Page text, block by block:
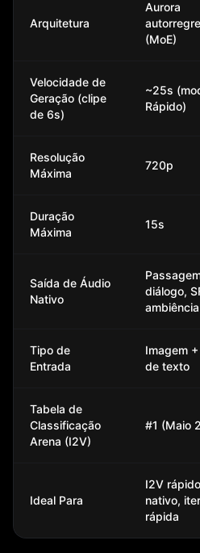
Arquitetura
Aurora
(MoE)
Velocidade de
Geração (clipe
de 6s)
~25s
Rápido)
Resolução
Máxima
720p
Duração
Máxima
15s
Saída de Áudio
Nativo
diálogo,
ambiência
Tipo de
Entrada
Imagem
de texto
Tabela de
Classificação
Arena (I2V)
#1 (Maio
Ideal Para
I2V
nativo,
rápida